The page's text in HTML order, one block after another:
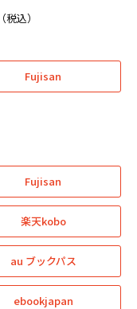
込）
Fujisan
Fujisan
楽天kobo
au ブックパス
ebookjapan